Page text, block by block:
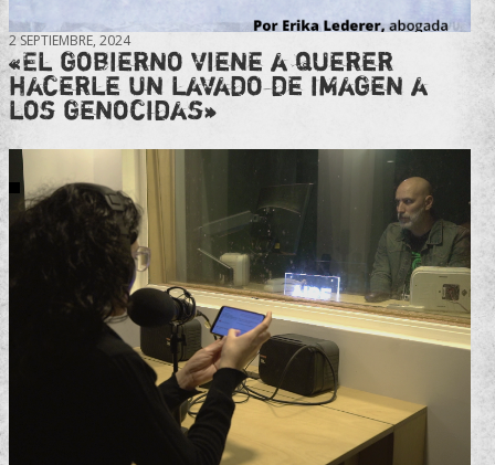
2 SEPTIEMBRE, 2024
«El gobierno viene a querer
hacerle un lavado de imagen a
los genocidas»